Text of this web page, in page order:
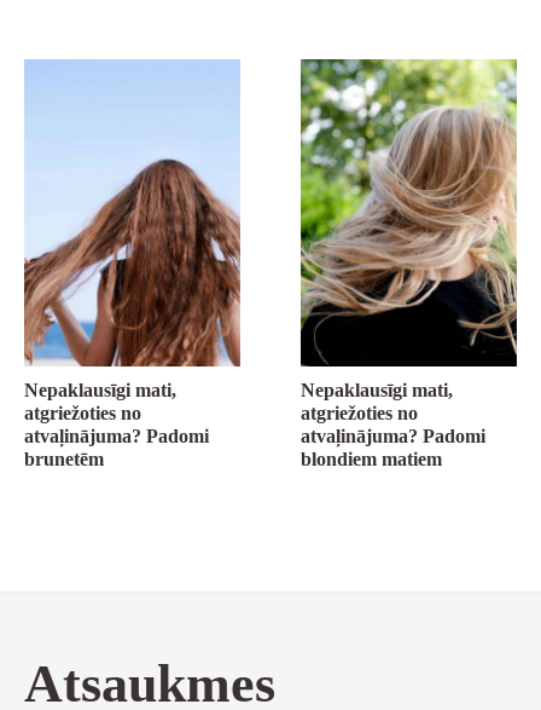
Nepaklausīgi mati,
atgriežoties no
atvaļinājuma? Padomi
brunetēm
Nepaklausīgi mati,
atgriežoties no
atvaļinājuma? Padomi
blondiem matiem
Atsaukmes